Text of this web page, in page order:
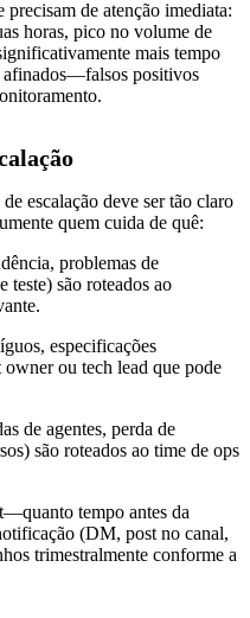
de atenção imediata:
horas, pico no volume de
mais tempo
afinados—falsos positivos
escalação deve ser tão claro
quem cuida de quê:
problemas de
teste) são roteados ao
especificações
ou tech lead que pode
de agentes, perda de
são roteados ao time de ops
tempo antes da
(DM, post no canal,
trimestralmente conforme a